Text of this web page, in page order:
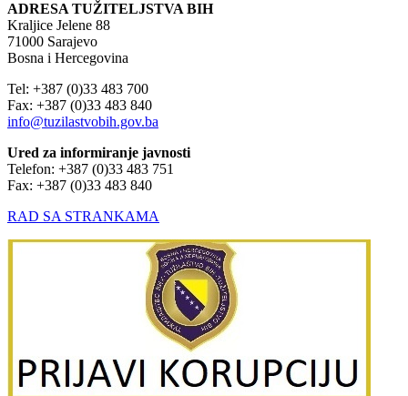
ADRESA TUŽITELJSTVA BIH
Kraljice Jelene 88
71000 Sarajevo
Bosna i Hercegovina
Tel: +387 (0)33 483 700
Fax: +387 (0)33 483 840
info@tuzilastvobih.gov.ba
Ured za informiranje javnosti
Telefon: +387 (0)33 483 751
Fax: +387 (0)33 483 840
RAD SA STRANKAMA